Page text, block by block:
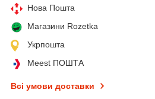
Нова Пошта
Магазини Rozetka
Укрпошта
Meest ПОШТА
Всі умови доставки